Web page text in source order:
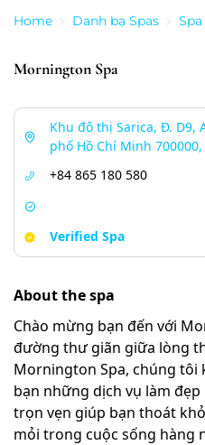
Home Danh bạ Spas Spa
Mornington Spa
Khu đô thị Sarica, Đ. D9,
phố Hồ Chí Minh
+84 865 180 580
Verified Spa
About the spa
Chào mừng bạn đến với
đường thư giãn giữa lòng
Mornington Spa, chúng tôi
bạn những dịch vụ làm
trọn vẹn giúp bạn thoát
mỏi trong cuộc sống hàng